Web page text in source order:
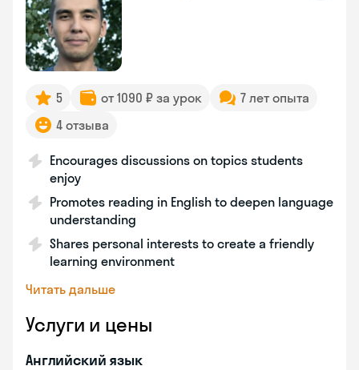
5 от 1090 ₽ за урок
7 лет опыта
4 отзыва
Encourages discussions on topics students
enjoy
Promotes reading in English to deepen language
understanding
Shares personal interests to create a friendly
learning environment
Читать дальше
Услуги и цены
Английский язык